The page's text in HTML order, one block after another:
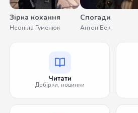
Зірка кохання
Неоніла Гуменюк
Спогади
Антон Бек
Читати
Добірки, новинки